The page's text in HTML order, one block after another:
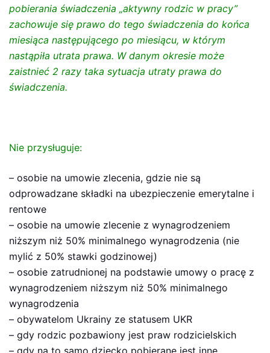
pobierania świadczenia „aktywny rodzic w pracy”
zachowuje się prawo do tego świadczenia do końca
miesiąca następującego po miesiącu, w którym
nastąpiła utrata prawa. W danym okresie może
zaistnieć 2 razy taka sytuacja utraty prawa do
świadczenia.
Nie przysługuje:
– osobie na umowie zlecenia, gdzie nie są
odprowadzane składki na ubezpieczenie emerytalne i
rentowe
– osobie na umowie zlecenie z wynagrodzeniem
niższym niż 50% minimalnego wynagrodzenia (nie
mylić z 50% stawki godzinowej)
– osobie zatrudnionej na podstawie umowy o pracę z
wynagrodzeniem niższym niż 50% minimalnego
wynagrodzenia
– obywatelom Ukrainy ze statusem UKR
– gdy rodzic pozbawiony jest praw rodzicielskich